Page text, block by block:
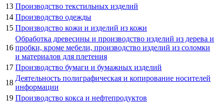
13 Производство текстильных изделий
14 Производство одежды
15 Производство кожи и изделий из кожи
16
Обработка древесины и производство изделий из дерева и
пробки, кроме мебели, производство изделий из соломки
и материалов для плетения
17 Производство бумаги и бумажных изделий
18
Деятельность полиграфическая и копирование носителей
информации
19 Производство кокса и нефтепродуктов